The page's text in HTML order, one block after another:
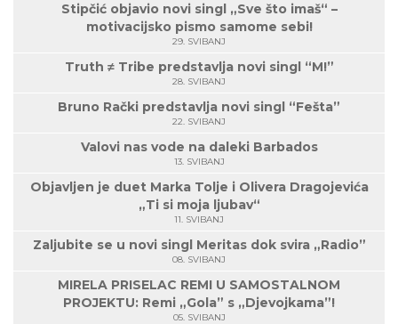
Stipčić objavio novi singl „Sve što imaš“ –
motivacijsko pismo samome sebi!
29. SVIBANJ
Truth ≠ Tribe predstavlja novi singl “M!”
28. SVIBANJ
Bruno Rački predstavlja novi singl “Fešta”
22. SVIBANJ
Valovi nas vode na daleki Barbados
13. SVIBANJ
Objavljen je duet Marka Tolje i Olivera Dragojevića
„Ti si moja ljubav“
11. SVIBANJ
Zaljubite se u novi singl Meritas dok svira „Radio”
08. SVIBANJ
MIRELA PRISELAC REMI U SAMOSTALNOM
PROJEKTU: Remi „Gola” s „Djevojkama”!
05. SVIBANJ